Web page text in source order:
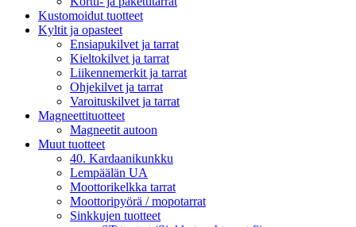
Kustomoidut tuotteet
Kyltit ja opasteet
Ensiapukilvet ja tarrat
Kieltokilvet ja tarrat
Liikennemerkit ja tarrat
Ohjekilvet ja tarrat
Varoituskilvet ja tarrat
Magneettituotteet
Magneetit autoon
Muut tuotteet
40. Kardaanikunkku
Lempäälän UA
Moottorikelkka tarrat
Moottoripyörä / mopotarrat
Sinkkujen tuotteet